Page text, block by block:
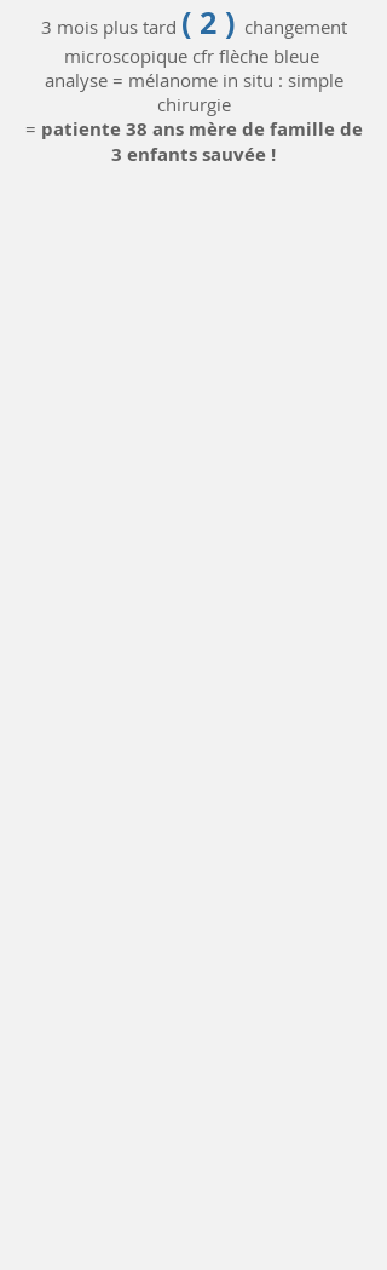
3 mois plus tard ( 2 )changement
microscopique cfr flèche bleue
analyse = mélanome in situ : simple
chirurgie
= patiente 38 ans mère de famille de
3 enfants sauvée !